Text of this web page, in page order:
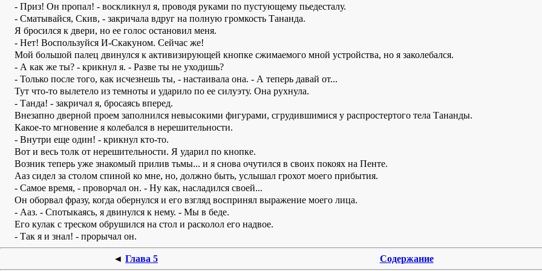
- Приз! Он пропал! - воскликнул я, проводя руками по пустующему пьедесталу.
- Сматывайся, Скив, - закричала вдруг на полную громкость Тананда.
Я бросился к двери, но ее голос остановил меня.
- Нет! Воспользуйся И-Скакуном. Сейчас же!
Мой большой палец двинулся к активизирующей кнопке сжимаемого мной устройства, но я заколебался.
- А как же ты? - крикнул я. - Разве ты не уходишь?
- Только после того, как исчезнешь ты, - настаивала она. - А теперь давай от...
Тут что-то вылетело из темноты и ударило по ее силуэту. Она рухнула.
- Танда! - закричал я, бросаясь вперед.
Внезапно дверной проем заполнился невысокими фигурами, сгрудившимися у распростертого тела Тананды.
Какое-то мгновение я колебался в нерешительности.
- Внутри еще один! - крикнул кто-то.
Вот и весь толк от нерешительности. Я ударил по кнопке.
Возник теперь уже знакомый прилив тьмы... и я снова очутился в своих покоях на Пенте.
Ааз сидел за столом спиной ко мне, но, должно быть, услышал грохот моего прибытия.
- Самое время, - проворчал он. - Ну как, насладился своей...
Он оборвал фразу, когда обернулся и его взгляд воспринял выражение моего лица.
- Ааз. - Спотыкаясь, я двинулся к нему. - Мы в беде.
Его кулак с треском обрушился на стол и расколол его надвое.
- Так я и знал! - прорычал он.
◄ Глава 5 Содержание